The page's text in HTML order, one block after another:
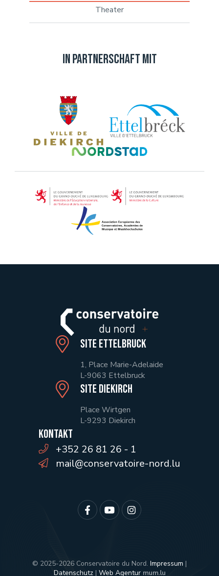
Theater
In Partnerschaft mit
Site Ettelbruck
1, Place Marie-Adelaide
L-9063 Ettelbruck
Site Diekirch
Place Wirtgen
L-9293 Diekirch
Kontakt
+352 26 81 26 - 1
mail@conservatoire-nord.lu
© 2025-2026 Conservatoire du Nord. Impressum |
Datenschutz| Web Agentur mum.lu